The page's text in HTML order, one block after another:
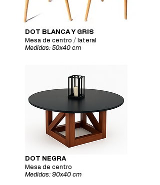
DOT BLANCA Y GRIS
Mesa de centro / lateral
Medidas: 50x40 cm
DOT NEGRA
Mesa de centro
Medidas: 90x40 cm